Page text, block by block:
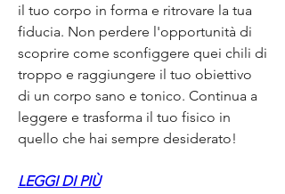
il tuo corpo in forma e ritrovare la tua
fiducia. Non perdere l'opportunità di
scoprire come sconfiggere quei chili di
troppo e raggiungere il tuo obiettivo
di un corpo sano e tonico. Continua a
leggere e trasforma il tuo fisico in
quello che hai sempre desiderato!
LEGGI DI PIÙ